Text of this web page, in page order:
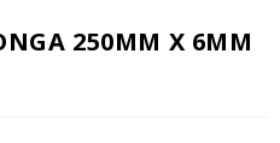
250MM X 6MM